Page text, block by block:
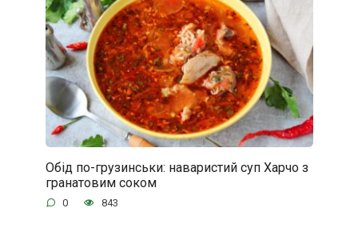
Обід по-грузинськи: наваристий суп Харчо з
гранатовим соком
0 843